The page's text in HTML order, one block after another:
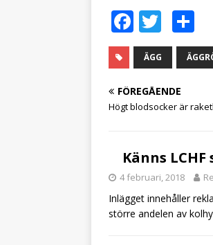
F
a
c
e
b
o
k
T
w
it
te
r
el
a
ÄGG
FÖREGÅENDE
Högt blodsocker är
Känns
4 februari, 2018
Inlägget innehåller
större andelen av